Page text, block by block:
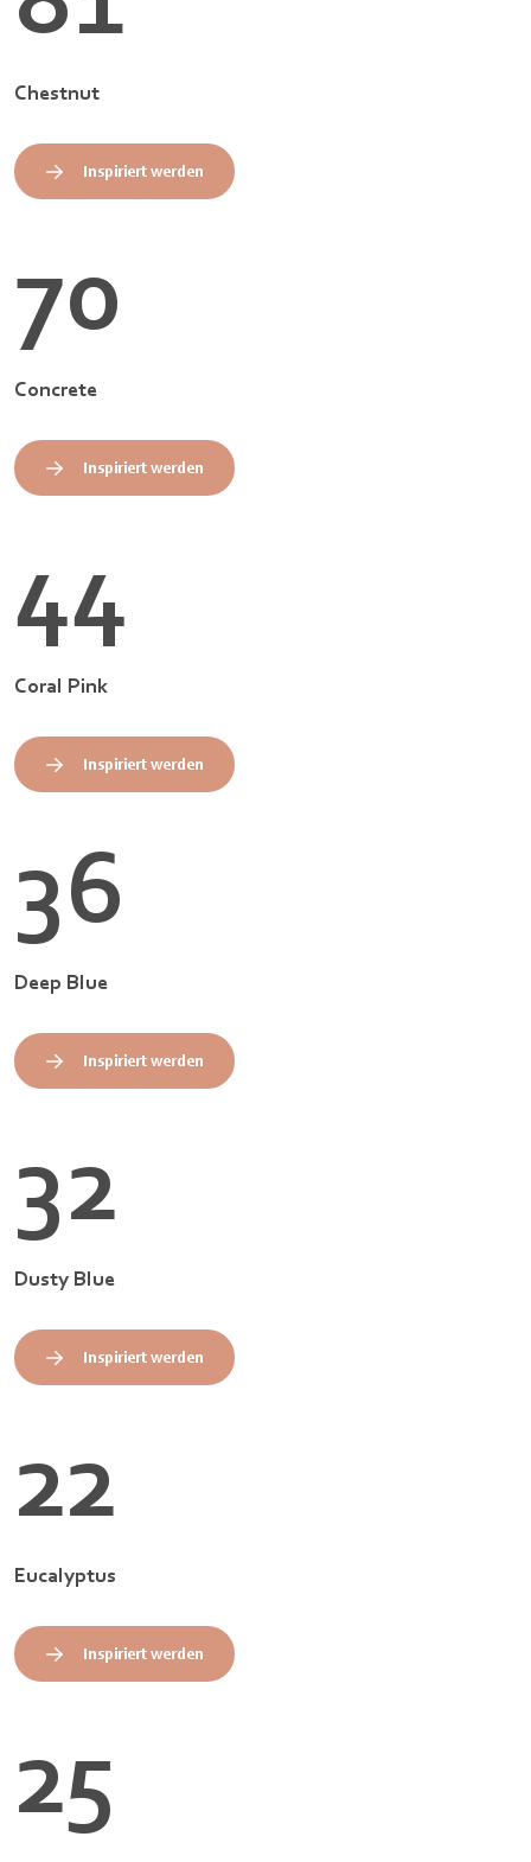
Chestnut
Inspiriert werden
70
Concrete
Inspiriert werden
44
Coral Pink
Inspiriert werden
36
Deep Blue
Inspiriert werden
32
Dusty Blue
Inspiriert werden
22
Eucalyptus
Inspiriert werden
25